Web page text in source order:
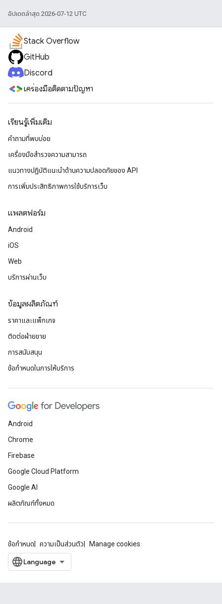
อัปเดตล่าสุด 2026-07-12 UTC
Stack Overflow
GitHub
Discord
เครื่องมือติดตามปัญหา
เรียนรู้เพิ่มเติม
คำถามที่พบบ่อย
เครื่องมือสำรวจความสามารถ
แนวทางปฏิบัติแนะนําด้านความปลอดภัยของ API
การเพิ่มประสิทธิภาพการใช้บริการเว็บ
แพลตฟอร์ม
Android
iOS
Web
บริการผ่านเว็บ
ข้อมูลผลิตภัณฑ์
ราคาและแพ็กเกจ
ติดต่อฝ่ายขาย
การสนับสนุน
ข้อกำหนดในการให้บริการ
Android
Chrome
Firebase
Google Cloud Platform
Google AI
ผลิตภัณฑ์ทั้งหมด
ข้อกำหนด ความเป็นส่วนตัว Manage cookies